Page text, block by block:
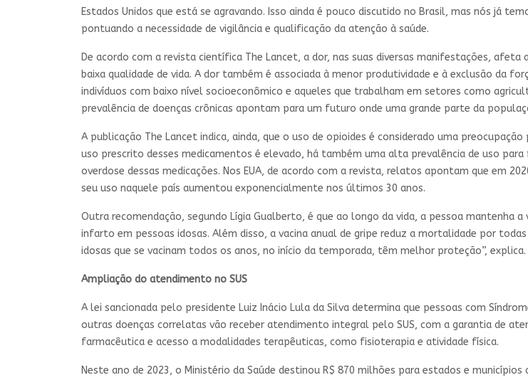
Estados Unidos que está se agravando. Isso ainda é pouco discutido no Brasil, mas nós já
pontuando a necessidade de vigilância e qualificação da atenção à saúde.
De acordo com a revista científica The Lancet, a dor, nas suas diversas manifestações,
baixa qualidade de vida. A dor também é associada à menor produtividade e à exclusão da
indivíduos com baixo nível socioeconômico e aqueles que trabalham em setores como
prevalência de doenças crônicas apontam para um futuro onde uma grande parte da
A publicação The Lancet indica, ainda, que o uso de opioides é considerado uma
uso prescrito desses medicamentos é elevado, há também uma alta prevalência de uso
overdose dessas medicações. Nos EUA, de acordo com a revista, relatos apontam que em
seu uso naquele país aumentou exponencialmente nos últimos 30 anos.
Outra recomendação, segundo Lígia Gualberto, é que ao longo da vida, a pessoa mantenha
infarto em pessoas idosas. Além disso, a vacina anual de gripe reduz a mortalidade por
idosas que se vacinam todos os anos, no início da temporada, têm melhor proteção”, explica.
Ampliação do atendimento no SUS
A lei sancionada pelo presidente Luiz Inácio Lula da Silva determina que pessoas com
outras doenças correlatas vão receber atendimento integral pelo SUS, com a garantia de
farmacêutica e acesso a modalidades terapêuticas, como fisioterapia e atividade física.
Neste ano de 2023, o Ministério da Saúde destinou R$ 870 milhões para estados e